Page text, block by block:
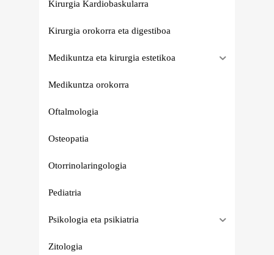
Kirurgia Kardiobaskularra
Kirurgia orokorra eta digestiboa
Medikuntza eta kirurgia estetikoa
Medikuntza orokorra
Oftalmologia
Osteopatia
Otorrinolaringologia
Pediatria
Psikologia eta psikiatria
Zitologia